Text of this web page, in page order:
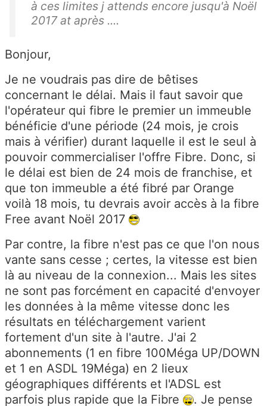
à ces limites j attends encore jusqu'à Noël
2017 at après ....
Bonjour,
Je ne voudrais pas dire de bêtises
concernant le délai. Mais il faut savoir que
l'opérateur qui fibre le premier un immeuble
bénéficie d'une période (24 mois, je crois
mais à vérifier) durant laquelle il est le seul à
pouvoir commercialiser l'offre Fibre. Donc, si
le délai est bien de 24 mois de franchise, et
que ton immeuble a été fibré par Orange
voilà 18 mois, tu devrais avoir accès à la fibre
Free avant Noël 2017
Par contre, la fibre n'est pas ce que l'on nous
vante sans cesse ; certes, la vitesse est bien
là au niveau de la connexion... Mais les sites
ne sont pas forcément en capacité d'envoyer
les données à la même vitesse donc les
résultats en téléchargement varient
fortement d'un site à l'autre. J'ai 2
abonnements (1 en fibre 100Méga UP/DOWN
et 1 en ASDL 19Méga) en 2 lieux
géographiques différents et l'ADSL est
parfois plus rapide que la Fibre
. Je pense